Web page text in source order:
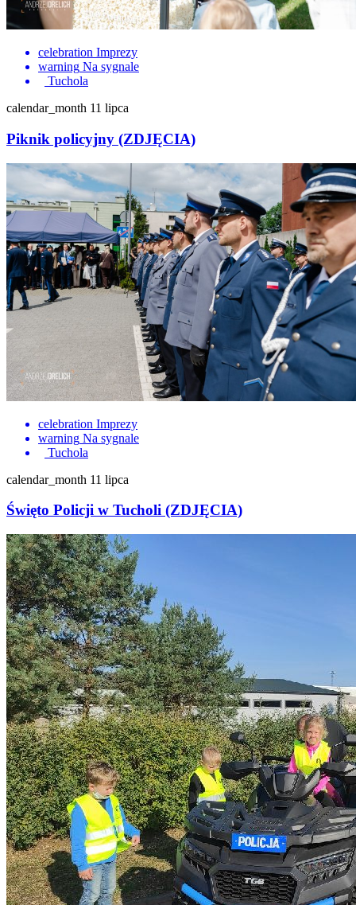
celebration Imprezy
warning Na sygnale
Tuchola
calendar_month 11 lipca
Piknik policyjny (ZDJĘCIA)
celebration Imprezy
warning Na sygnale
Tuchola
calendar_month 11 lipca
Święto Policji w Tucholi (ZDJĘCIA)